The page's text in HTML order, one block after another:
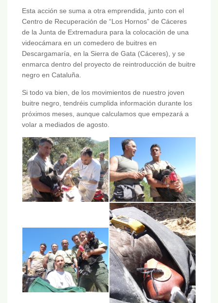
Esta acción se suma a otra emprendida, junto con el
Centro de Recuperación de “Los Hornos” de Cáceres
de la Junta de Extremadura para la colocación de una
videocámara en un comedero de buitres en
Descargamaría, en la Sierra de Gata (Cáceres), y se
enmarca dentro del proyecto de reintroducción de buitre
negro en Cataluña.
Si todo va bien, de los movimientos de nuestro joven
buitre negro, tendréis cumplida información durante los
próximos meses, aunque calculamos que empezará a
volar a mediados de agosto.